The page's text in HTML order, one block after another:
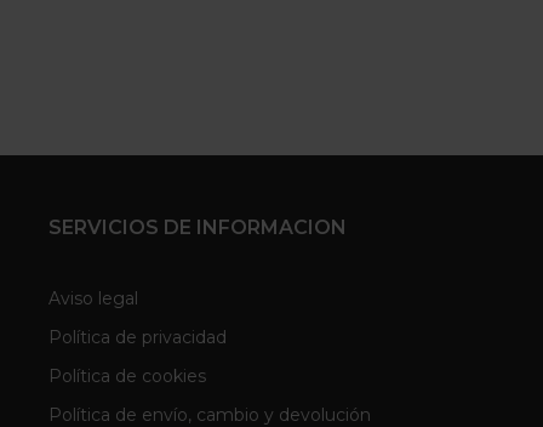
SERVICIOS DE INFORMACION
Aviso legal
Política de privacidad
Política de cookies
Política de envío, cambio y devolución